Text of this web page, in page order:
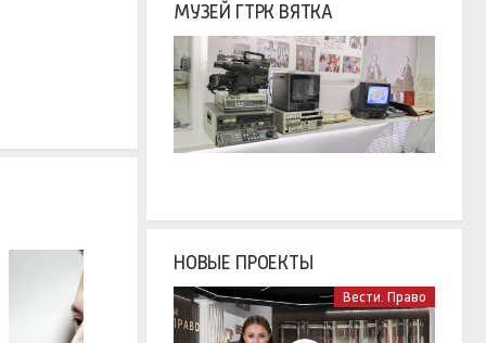
МУЗЕЙ ГТРК ВЯТКА
НОВЫЕ ПРОЕКТЫ
Вести. Право